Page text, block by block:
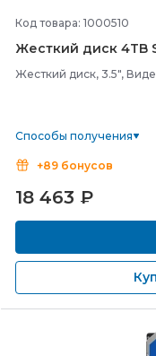
Код товара: 1000510
Жесткий диск 4TB
Жесткий диск, 3.5",
Способы получения
+89 бонусов
18 463 ₽